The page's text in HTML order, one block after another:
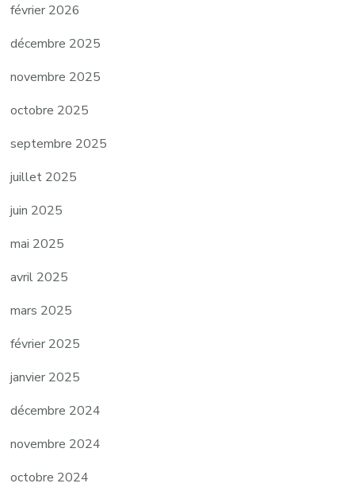
février 2026
décembre 2025
novembre 2025
octobre 2025
septembre 2025
juillet 2025
juin 2025
mai 2025
avril 2025
mars 2025
février 2025
janvier 2025
décembre 2024
novembre 2024
octobre 2024